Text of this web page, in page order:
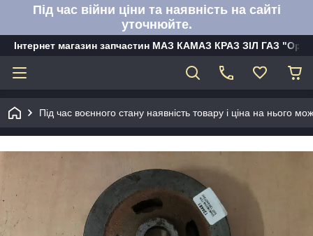
Під час війни ціни та наявність на сайті
уточнюйте.
Інтернет магазин запчастин МАЗ КАМАЗ КРАЗ ЗІЛ ГАЗ
Під час воєнного стану наявність товару і ціна на нього